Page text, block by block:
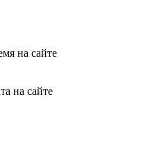
на сайте
на сайте